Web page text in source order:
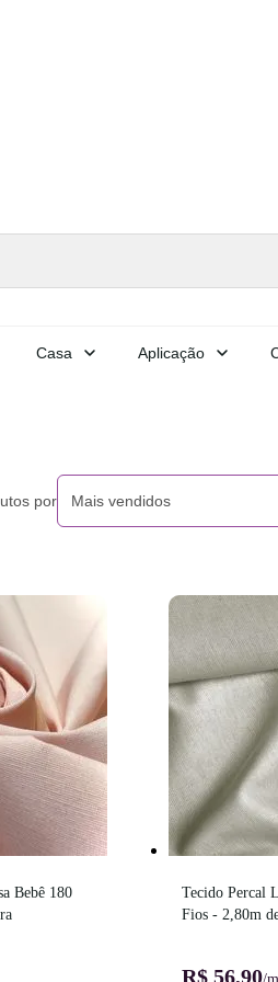
Casa Aplicação
por Mais vendidos
Bebê 180
Tecido Percal
Fios - 2,80m
R$ 56,90